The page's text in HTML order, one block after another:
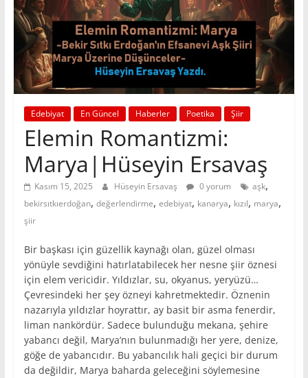
Edebiyat En Güncel Haberler Poetika Şiir
Elemin Romantizmi:
Marya|Hüseyin Ersavaş
Kasım 15, 2025 Hüseyin Ersavaş 0 yorum aşk,
bekirsıtkıerdoğan, değerlendirme, edebiyat, kanarya, kızıl, marya,
şiir
Bir başkası için güzellik kaynağı olan, güzel olması
yönüyle sevdiğini hatırlatabilecek her nesne şiir öznesi
için elem vericidir. Yıldızlar, su, okyanus, yeryüzü…
Çevresindeki her şey özneyi kahretmektedir. Öznenin
nazarıyla yıldızlar hoyrattır, ay basit bir asma fenerdir,
liman nankördür. Sadece bulunduğu mekana, şehire
yabancı değil, Marya’nın bulunmadığı her yere, denize,
göğe de yabancıdır. Bu yabancılık hali geçici bir durum
da değildir, Marya baharda geleceğini söylemesine